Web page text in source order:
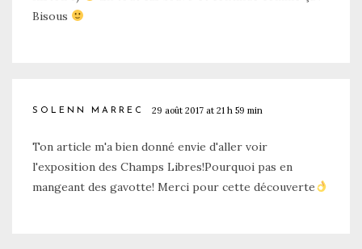
Bisous
SOLENN MARREC 29 août 2017 at 21 h 59 min
Ton article m'a bien donné envie d'aller voir
l'exposition des Champs Libres!Pourquoi pas en
mangeant des gavotte! Merci pour cette découverte